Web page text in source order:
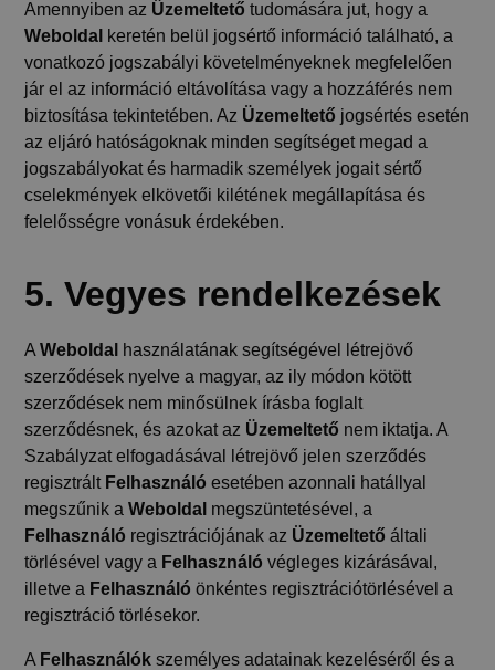
Amennyiben az Üzemeltető tudomására jut, hogy a
Weboldal keretén belül jogsértő információ található, a
vonatkozó jogszabályi követelményeknek megfelelően
jár el az információ eltávolítása vagy a hozzáférés nem
biztosítása tekintetében. Az Üzemeltető jogsértés esetén
az eljáró hatóságoknak minden segítséget megad a
jogszabályokat és harmadik személyek jogait sértő
cselekmények elkövetői kilétének megállapítása és
felelősségre vonásuk érdekében.
5. Vegyes rendelkezések
AWeboldal használatának segítségével létrejövő
szerződések nyelve a magyar, az ily módon kötött
szerződések nem minősülnek írásba foglalt
szerződésnek, és azokat az Üzemeltető nem iktatja. A
Szabályzat elfogadásával létrejövő jelen szerződés
regisztrált Felhasználó esetében azonnali hatállyal
megszűnik aWeboldal megszüntetésével, a
Felhasználó regisztrációjának az Üzemeltető általi
törlésével vagy a Felhasználó végleges kizárásával,
illetve a Felhasználó önkéntes regisztrációtörlésével a
regisztráció törlésekor.
A Felhasználók személyes adatainak kezeléséről és a